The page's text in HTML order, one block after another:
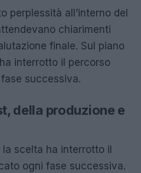
perplessità all’interno del
chiarimenti
finale. Sul piano
interrotto il percorso
successiva.
della produzione e
scelta ha interrotto il
ogni fase successiva.